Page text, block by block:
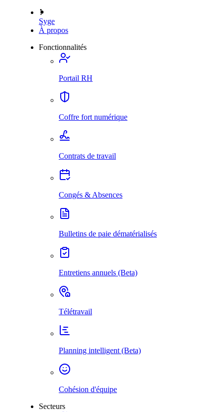
Syge
À propos
Fonctionnalités
Portail RH
Coffre fort numérique
Contrats de travail
Congés & Absences
Bulletins de paie dématérialisés
Entretiens annuels (Beta)
Télétravail
Planning intelligent (Beta)
Cohésion d'équipe
Secteurs